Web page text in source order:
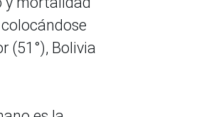
(51°), Bolivia